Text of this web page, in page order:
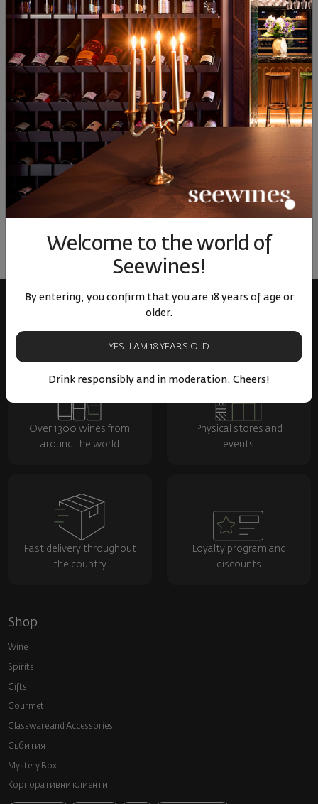
Similar products
1069 € 2091 лв.
Similar products
14
ОТЗИВИ И ОЦЕНКИ
No reviews available
Be the first to review
LEAVE YOUR REVIEW
Welcome to the world of
Seewines!
By entering, you confirm that you are 18 years of age or
older.
YES, I AM 18 YEARS OLD
Drink responsibly and in moderation. Cheers!
Over 1300 wines from
around the world
Physical stores and
events
Fast delivery throughout
the country
Loyalty program and
discounts
Shop
Wine
Spirits
Gifts
Gourmet
Glassware and Аccessories
Събития
Mystery Box
Корпоративни клиенти